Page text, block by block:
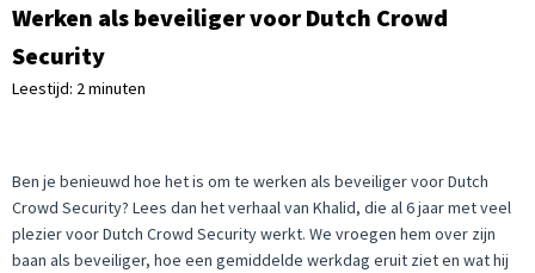
Werken als beveiliger voor Dutch Crowd
Security
Leestijd: 2 minuten
Ben je benieuwd hoe het is om te werken als beveiliger voor Dutch
Crowd Security? Lees dan het verhaal van Khalid, die al 6 jaar met veel
plezier voor Dutch Crowd Security werkt. We vroegen hem over zijn
baan als beveiliger, hoe een gemiddelde werkdag eruit ziet en wat hij